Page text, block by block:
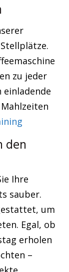
zu jeder
den
Ihre
sauber.
um
Egal, ob
erholen
–